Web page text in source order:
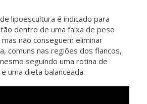
lipoescultura é indicado para
dentro de uma faixa de peso
não conseguem eliminar
comuns nas regiões dos flancos,
seguindo uma rotina de
uma dieta balanceada.